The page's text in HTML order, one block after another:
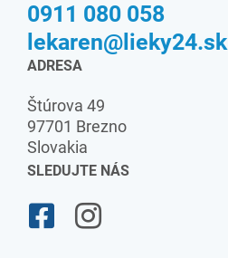
0911 080 058
lekaren@lieky24.sk
ADRESA
Štúrova 49
97701 Brezno
Slovakia
SLEDUJTE NÁS